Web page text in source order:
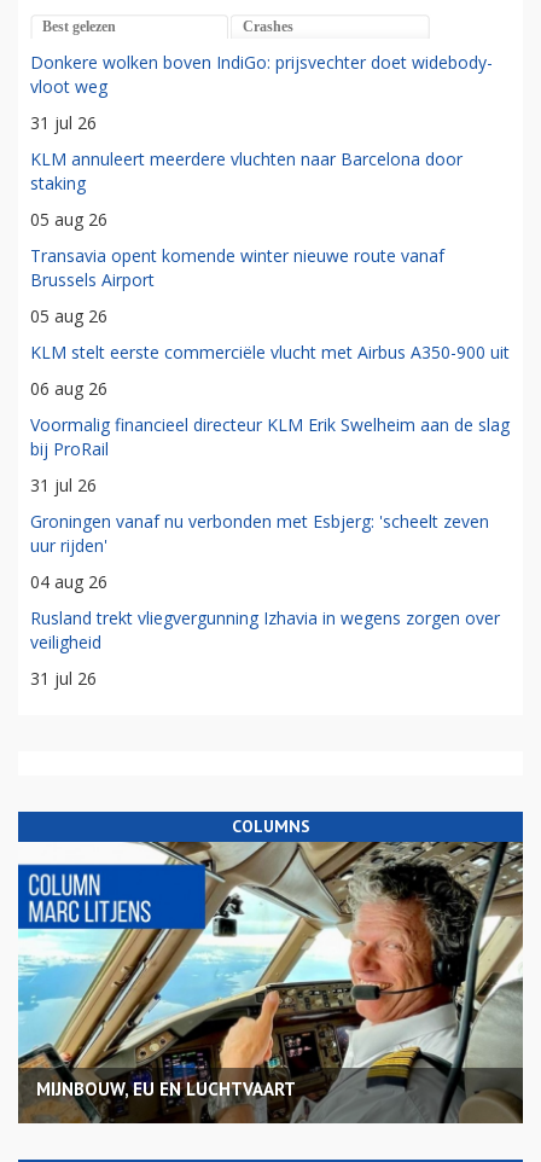
Best gelezen Crashes
Donkere wolken boven IndiGo: prijsvechter doet widebody-
vloot weg
31 jul 26
KLM annuleert meerdere vluchten naar Barcelona door
staking
05 aug 26
Transavia opent komende winter nieuwe route vanaf
Brussels Airport
05 aug 26
KLM stelt eerste commerciële vlucht met Airbus A350-900 uit
06 aug 26
Voormalig financieel directeur KLM Erik Swelheim aan de slag
bij ProRail
31 jul 26
Groningen vanaf nu verbonden met Esbjerg: 'scheelt zeven
uur rijden'
04 aug 26
Rusland trekt vliegvergunning Izhavia in wegens zorgen over
veiligheid
31 jul 26
COLUMNS
MIJNBOUW, EU EN LUCHTVAART